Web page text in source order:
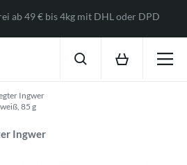
ab 49 € bis 4kg mit DHL oder DPD
Ingwer
85 g
Ingwer